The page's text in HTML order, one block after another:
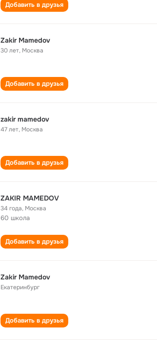
Добавить в друзья
Zakir Mamedov
30 лет, Москва
Добавить в друзья
zakir mamedov
47 лет, Москва
Добавить в друзья
ZAKIR MAMEDOV
34 года, Москва
60 школа
Добавить в друзья
Zakir Mamedov
Екатеринбург
Добавить в друзья